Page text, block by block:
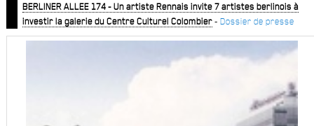
BERLINER ALLEE 174 - Un artiste Rennais invite 7 artistes berlinois à
investir la galerie du Centre Culturel Colombier- Dossier de presse